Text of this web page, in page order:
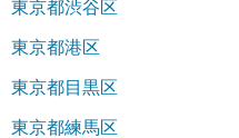
東京都渋谷区
東京都港区
東京都目黒区
東京都練馬区